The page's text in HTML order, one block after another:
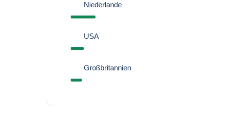
Niederlande
USA
Großbritannien